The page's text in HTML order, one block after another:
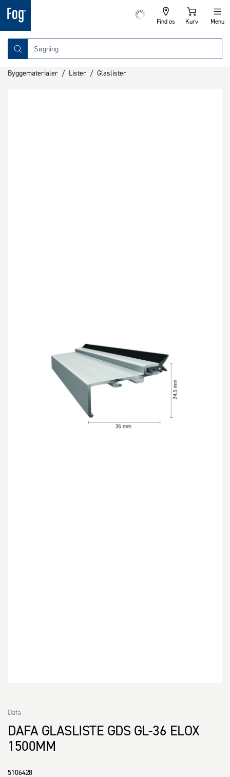
Find os Kurv Menu
Byggematerialer / Lister / Glaslister
DAFA GLASLISTE GDS GL-36 ELOX
1500MM
Dafa
5106428